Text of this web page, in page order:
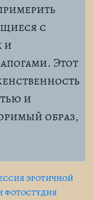
с
и
Этот
и
образ,